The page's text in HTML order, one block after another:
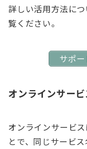
詳しい活用方法に
覧ください。
サポ
オンラインサー
オンラインサービ
とで、同じサービ